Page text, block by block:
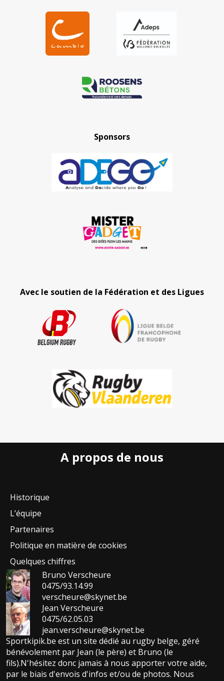
Sponsors
Avec le soutien de la Fédération et des Ligues
A propos de nous
Historique
L’équipe
Partenaires
Politique en matière de cookies
Quelques chiffres
Bruno Verscheure
0475/93.14.99
verscheure@skynet.be
Jean Verscheure
0475/62.05.03
jean.verscheure@skynet.be
Sportkipik.be est un site dédié au rugby belge, géré
bénévolement par Jean (le père) et Bruno (le
fils).N'hésitez donc jamais à nous apporter votre aide,
par le biais d'envois d'infos et/ou de photos. Nous